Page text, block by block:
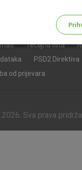
Tečajna lista
PSD2 Direktiva
od prijevara
Sva prava